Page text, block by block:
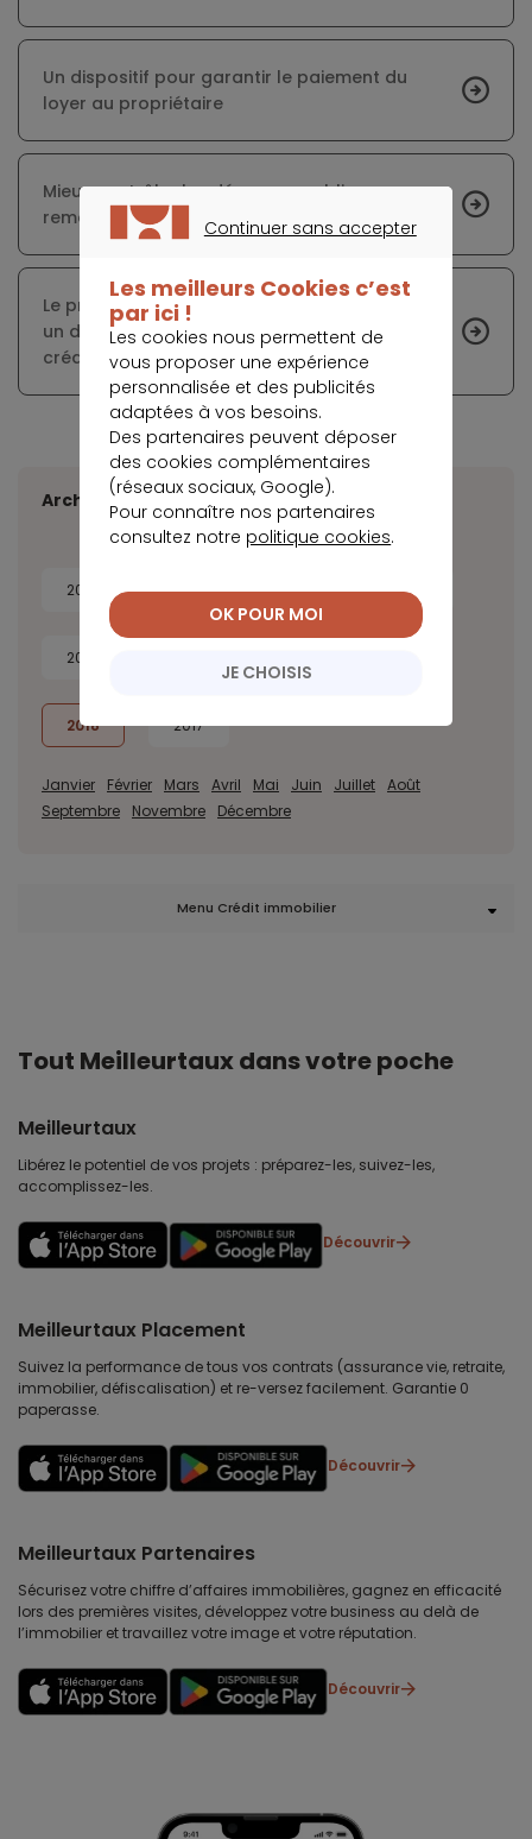
Un dispositif pour garantir le paiement du
loyer au propriétaire
Mieux contrôler les dépenses publiques pour
remédier aux dettes et à la pression fiscale
Le prélèvement à la source pourrait entraîner
un durcissement des conditions d’octroi de
crédit
Archives
2026 2025 2024 2023
2022
2018 2017
Janvier Février Mars Avril Mai Juin Juillet Août
Septembre
Novembre Décembre
Menu Crédit immobilier
Tout Meilleurtaux dans votre poche
Meilleurtaux
Libérez le potentiel de vos projets : préparez-les, suivez-les,
accomplissez-les.
Découvrir
Meilleurtaux Placement
Suivez la performance de tous vos contrats (assurance vie, retraite,
immobilier, défiscalisation) et re-versez facilement. Garantie 0
paperasse.
Découvrir
Meilleurtaux Partenaires
Sécurisez votre chiffre d’affaires immobilières, gagnez en efficacité
lors des premières visites, développez votre business au delà de
l’immobilier et travaillez votre image et votre réputation.
Découvrir
Continuer sans accepter
Les meilleurs Cookies c’est
par ici !
Les cookies nous permettent de
vous proposer une expérience
personnalisée et des publicités
adaptées à vos besoins.
Des partenaires peuvent déposer
des cookies complémentaires
(réseaux sociaux, Google).
Pour connaître nos partenaires
consultez notre politique cookies.
JE CHOISIS
OK POUR MOI